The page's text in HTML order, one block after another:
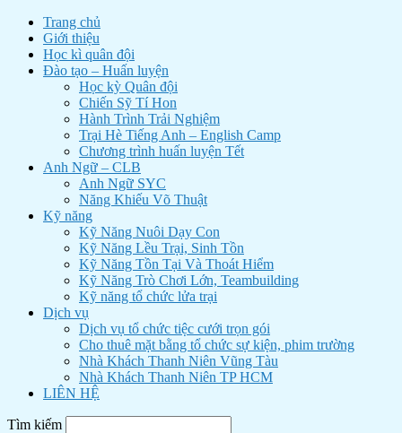
Trang chủ
Giới thiệu
Học kì quân đội
Đào tạo – Huấn luyện
Học kỳ Quân đội
Chiến Sỹ Tí Hon
Hành Trình Trải Nghiệm
Trại Hè Tiếng Anh – English Camp
Chương trình huấn luyện Tết
Anh Ngữ – CLB
Anh Ngữ SYC
Năng Khiếu Võ Thuật
Kỹ năng
Kỹ Năng Nuôi Dạy Con
Kỹ Năng Lều Trại, Sinh Tồn
Kỹ Năng Tồn Tại Và Thoát Hiểm
Kỹ Năng Trò Chơi Lớn, Teambuilding
Kỹ năng tổ chức lửa trại
Dịch vụ
Dịch vụ tổ chức tiệc cưới trọn gói
Cho thuê mặt bằng tổ chức sự kiện, phim trường
Nhà Khách Thanh Niên Vũng Tàu
Nhà Khách Thanh Niên TP HCM
LIÊN HỆ
Tìm kiếm